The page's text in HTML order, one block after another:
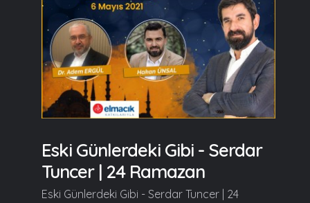
Eski Günlerdeki Gibi - Serdar
Tuncer | 24 Ramazan
Eski Günlerdeki Gibi - Serdar Tuncer | 24